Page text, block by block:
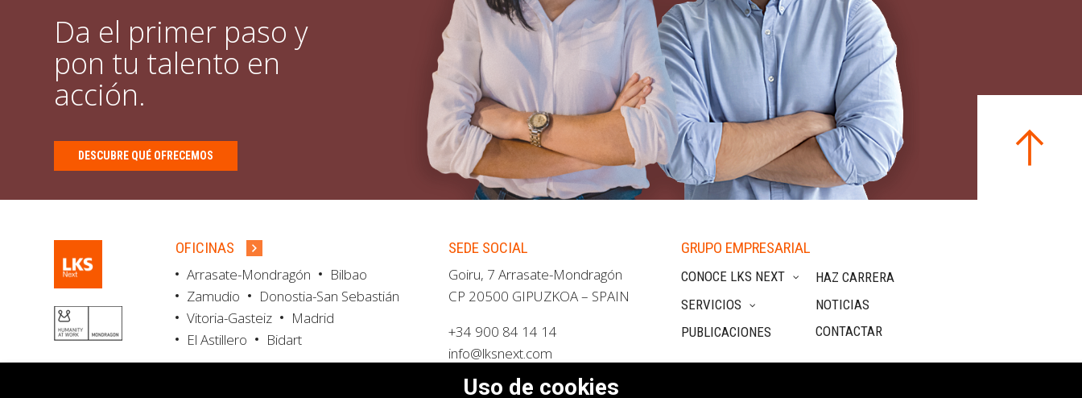
Da el primer paso y
pon tu talento en
acción.
DESCUBRE QUÉ OFRECEMOS
OFICINAS
Arrasate-Mondragón
Bilbao
Zamudio
Donostia-San Sebastián
Vitoria-Gasteiz
Madrid
El Astillero
Bidart
SEDE SOCIAL
Goiru, 7 Arrasate-Mondragón
CP 20500 GIPUZKOA – SPAIN
+34 900 84 14 14
info@lksnext.com
GRUPO EMPRESARIAL
CONOCE LKS NEXT
SERVICIOS
PUBLICACIONES
HAZ CARRERA
NOTICIAS
CONTACTAR
Uso de cookies